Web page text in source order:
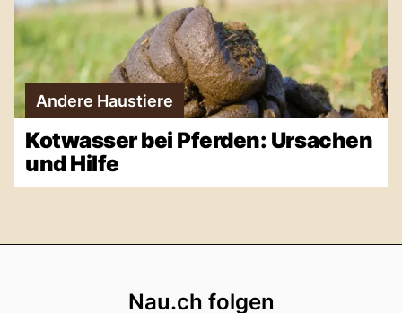
Andere Haustiere
Kotwasser bei Pferden: Ursachen
und Hilfe
Nau.ch folgen